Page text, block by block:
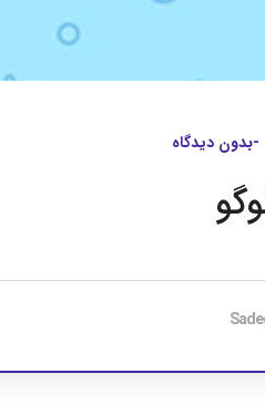
-بدون دیدگاه